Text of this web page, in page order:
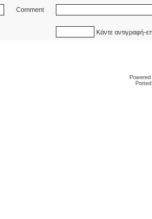
Comment
Κάντε αντιγραφή-